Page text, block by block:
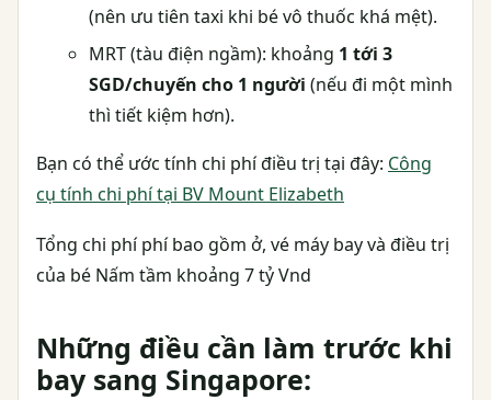
(nên ưu tiên taxi khi bé vô thuốc khá mệt).
MRT (tàu điện ngầm): khoảng 1 tới 3
SGD/chuyến cho 1 người (nếu đi một mình
thì tiết kiệm hơn).
Bạn có thể ước tính chi phí điều trị tại đây: Công
cụ tính chi phí tại BV Mount Elizabeth
Tổng chi phí phí bao gồm ở, vé máy bay và điều trị
của bé Nấm tầm khoảng 7 tỷ Vnd
Những điều cần làm trước khi
bay sang Singapore: